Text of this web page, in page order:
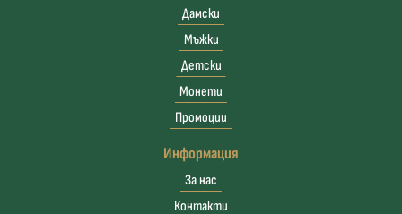
Дамски
Мъжки
Детски
Монети
Промоции
Информация
За нас
Контакти